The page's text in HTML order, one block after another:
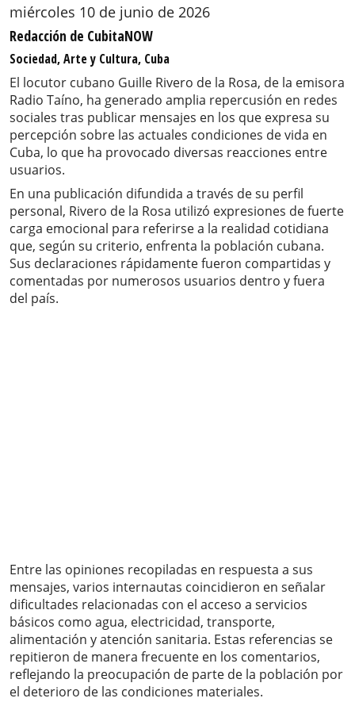
miércoles 10 de junio de 2026
Redacción de CubitaNOW
Sociedad, Arte y Cultura, Cuba
El locutor cubano Guille Rivero de la Rosa, de la emisora
Radio Taíno, ha generado amplia repercusión en redes
sociales tras publicar mensajes en los que expresa su
percepción sobre las actuales condiciones de vida en
Cuba, lo que ha provocado diversas reacciones entre
usuarios.
En una publicación difundida a través de su perfil
personal, Rivero de la Rosa utilizó expresiones de fuerte
carga emocional para referirse a la realidad cotidiana
que, según su criterio, enfrenta la población cubana.
Sus declaraciones rápidamente fueron compartidas y
comentadas por numerosos usuarios dentro y fuera
del país.
Entre las opiniones recopiladas en respuesta a sus
mensajes, varios internautas coincidieron en señalar
dificultades relacionadas con el acceso a servicios
básicos como agua, electricidad, transporte,
alimentación y atención sanitaria. Estas referencias se
repitieron de manera frecuente en los comentarios,
reflejando la preocupación de parte de la población por
el deterioro de las condiciones materiales.